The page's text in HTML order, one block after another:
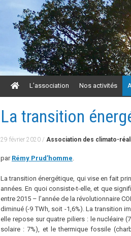
L’association Nos activités
La transition
29 février 2020 / Association des climato-
par Rémy Prud’homme.
La transition énergétique, qui vise en fait
années. En quoi consiste-t-elle, et que
entre 2015 – l’année de la révolutionnaire
diminué (-9 TWh, soit -1,6%). La transition
elle repose sur quatre piliers : le nucléaire
solaire : 7%), et le thermique fossile